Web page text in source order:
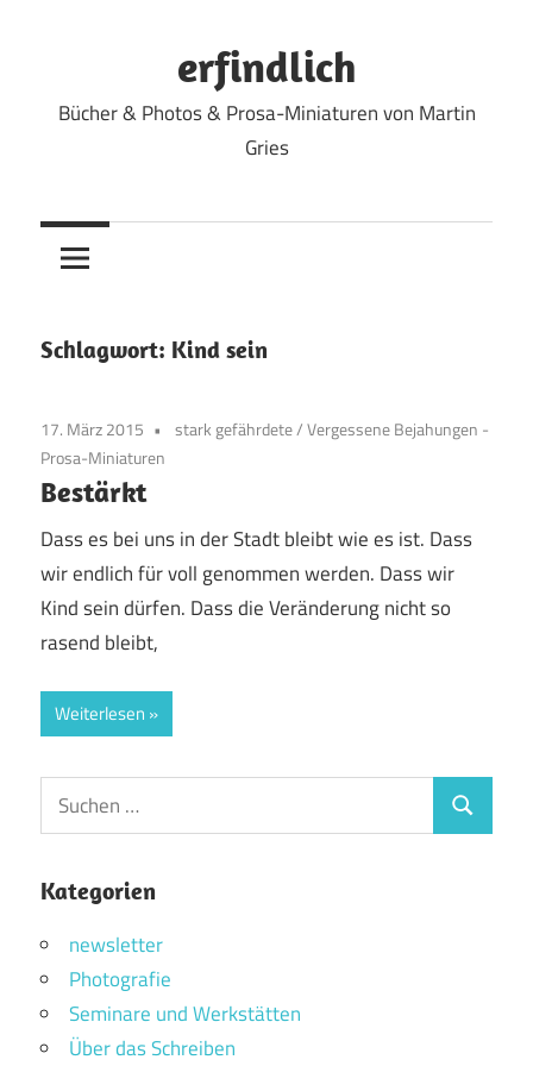
erfindlich
Bücher & Photos & Prosa-Miniaturen von Martin
Gries
Schlagwort: Kind sein
17. März 2015 stark gefährdete/Vergessene Bejahungen -
Prosa-Miniaturen
Bestärkt
Dass es bei uns in der Stadt bleibt wie es ist. Dass
wir endlich für voll genommen werden. Dass wir
Kind sein dürfen. Dass die Veränderung nicht so
rasend bleibt,
Weiterlesen
Suchen
nach:
Suchen
Kategorien
newsletter
Photografie
Seminare und Werkstätten
Über das Schreiben